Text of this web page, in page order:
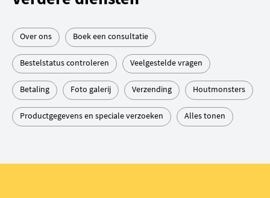
Over ons Boek een consultatie
Bestelstatus controleren Veelgestelde vragen
Betaling Foto galerij Verzending Houtmonsters
Productgegevens en speciale verzoeken Alles tonen